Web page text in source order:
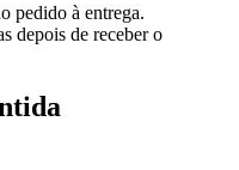
pedido à entrega.
depois de receber o